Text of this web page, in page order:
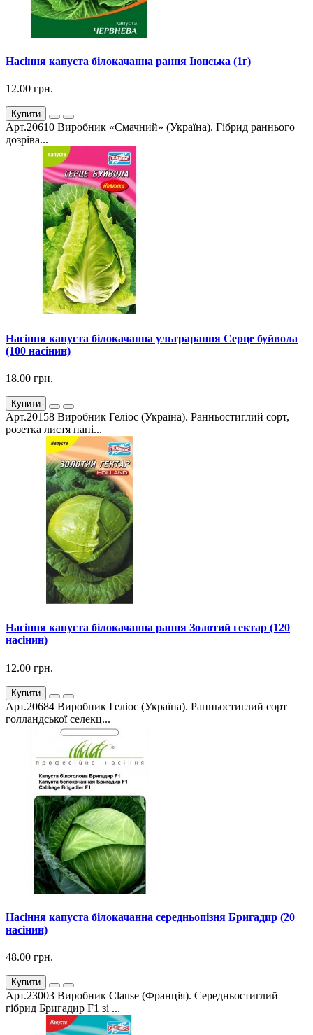
Насіння капуста білокачанна рання Іюнська (1г)
12.00 грн.
Купити
Арт.20610 Виробник «Смачний» (Україна). Гібрид раннього
дозріва...
Насіння капуста білокачанна ультрарання Серце буйвола
(100 насінин)
18.00 грн.
Купити
Арт.20158 Виробник Геліос (Україна). Ранньостиглий сорт,
розетка листя напі...
Насіння капуста білокачанна рання Золотий гектар (120
насінин)
12.00 грн.
Купити
Арт.20684 Виробник Геліос (Україна). Ранньостиглий сорт
голландської селекц...
Насіння капуста білокачанна середньопізня Бригадир (20
насінин)
48.00 грн.
Купити
Арт.23003 Виробник Clause (Франція). Середньостиглий
гібрид Бригадир F1 зі ...